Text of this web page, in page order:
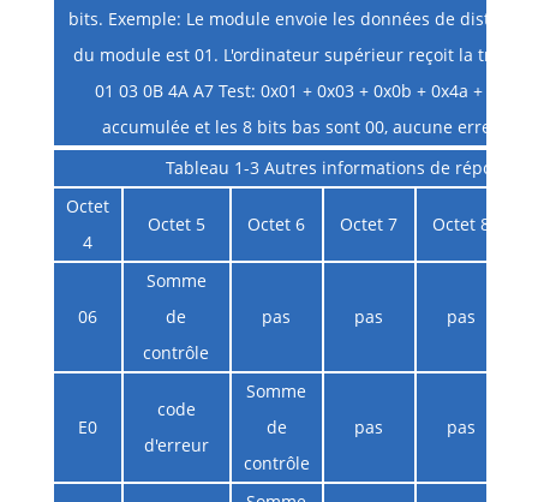
bits. Exemple: Le module envoie les données de distance
du module est 01. L'ordinateur supérieur reçoit la trame
01 03 0B 4A A7 Test: 0x01 + 0x03 + 0x0b + 0x4a + 0xa7
accumulée et les 8 bits bas sont 00, aucune erreur
Tableau 1-3 Autres informations de réponse
Octet
4
Octet 5 Octet 6 Octet 7 Octet 8
06
Somme
de
contrôle
pas pas pas
E0
code
d'erreur
Somme
de
contrôle
pas pas